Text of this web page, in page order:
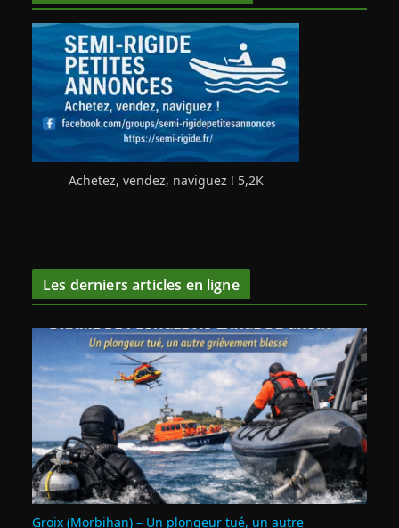
Achetez, vendez, naviguez ! 5,2K
Les derniers articles en ligne
Groix (Morbihan) – Un plongeur tué, un autre